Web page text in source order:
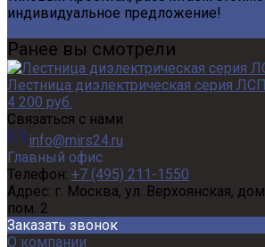
индивидуальное предложение!
Ранее вы смотрели
Лестница диэлектрическая серия ЛСП
4 200 руб.
Связаться с нами
info@mirs24.ru
Главный офис
Телефон: +7 (495) 211-1550
Адрес: г. Москва, ул. Верхоянская,
пом. 2
Заказать звонок
О компании